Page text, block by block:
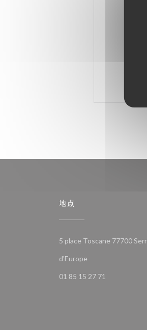
地点
5 place Toscane 77700
d'Europe((在新窗口中打开))
01 85 15 27 71